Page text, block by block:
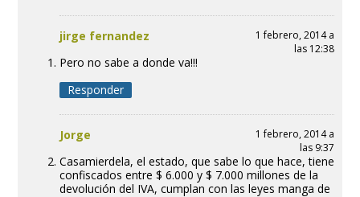
jirge fernandez
1 febrero, 2014 a
las 12:38
Pero no sabe a donde va!!!
Responder
Jorge
1 febrero, 2014 a
las 9:37
Casamierdela, el estado, que sabe lo que hace, tiene
confiscados entre $ 6.000 y $ 7.000 millones de la
devolución del IVA, cumplan con las leyes manga de